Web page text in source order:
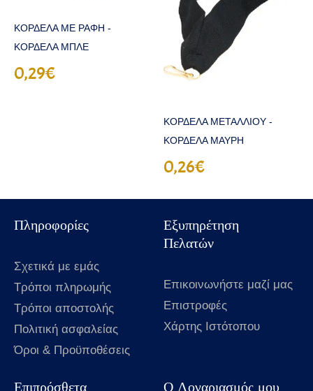
ΚΟΡΔΕΛΑ ΜΕ ΡΑΦΗ -
ΚΟΡΔΕΛΑ ΜΠΛΕ
0,29€
ΚΟΡΔΕΛΑ ΜΕΤΑΛΛΙΟΥ -
ΚΟΡΔΕΛΑ ΜΑΥΡΗ
0,26€
Πληροφορίες
Σχετικά με εμάς
Τρόποι πληρωμής
Τρόποι αποστολής
Πολιτική ασφαλείας
Όροι & Προϋποθέσεις
Εξυπηρέτηση
Πελατών
Επικοινωνήστε μαζί μας
Επιστροφές
Χάρτης Ιστότοπου